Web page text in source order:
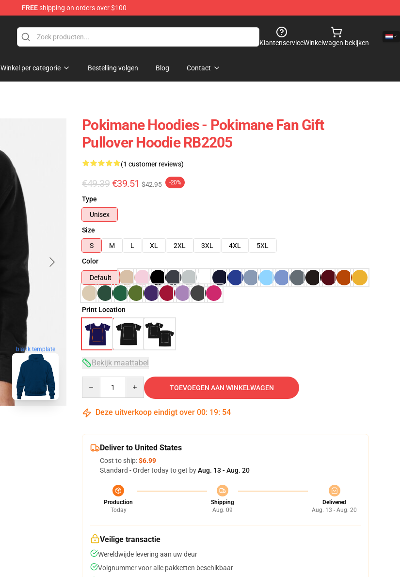
FREEshipping on orders over $100
KlantenserviceWinkelwagen bekijken
Winkel per categorie Bestelling volgen Blog Contact
blank template
Pokimane Hoodies - Pokimane Fan Gift
Pullover Hoodie RB2205
(1 customer reviews)
€49.39 €39.51 $42.95 -20%
Type
Unisex
Size
S
M L XL 2XL 3XL 4XL
5XL
Color
Default
Print Location
Bekijk maattabel
TOEVOEGEN AAN WINKELWAGEN
Deze uitverkoop eindigt over 00: 19: 53
Deliver to United States
Cost to ship:$6.99
Standard - Order today to get byAug. 13 - Aug. 20
Production
Today
Shipping
Aug. 09
Delivered
Aug. 13 - Aug. 20
Veilige transactie
Wereldwijde levering aan uw deur
Volgnummer voor alle pakketten beschikbaar